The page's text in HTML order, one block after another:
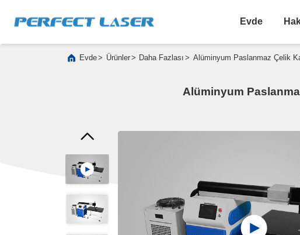
Evde
Evde> Ürünler> Daha Fazlası > Alüminyum Paslanmaz Çelik
Alüminyum